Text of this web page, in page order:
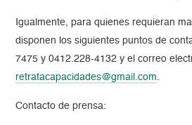
Igualmente, para quienes requieran
disponen los siguientes puntos de
7475 y 0412.228-4132 y el correo
retratacapacidades@gmail.com.
Contacto de prensa: